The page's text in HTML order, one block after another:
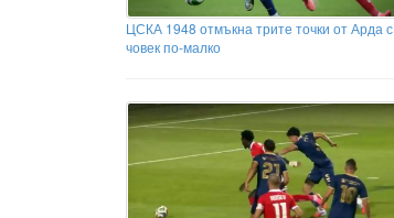
ЦСКА 1948 отмъкна трите точки от Арда с
човек по-малко